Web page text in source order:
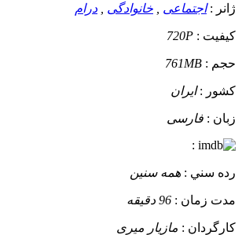
ژانر :اجتماعی خانوادگی درام
کيفيت : 720P
حجم : 761MB
کشور :ایران
زبان : فارسی
:
رده سني : همه سنین
مدت زمان : 96 دقیقه
کارگردان : مازیار میری